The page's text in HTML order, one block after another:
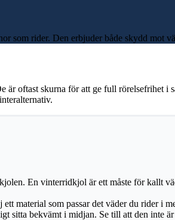
som rider. Den erbjuder både skydd mot
oftast skurna för att ge full rörelsefrihet i
En vinterridkjol är ett måste för kallt
material som passar det väder du rider i
sitta bekvämt i midjan. Se till att den inte